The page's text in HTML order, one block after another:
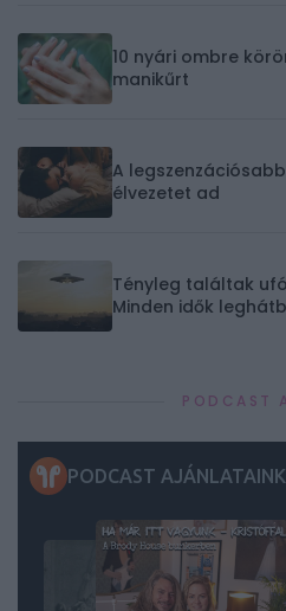
10 nyári ombre
manikűrt
A
élvezetet ad
Tényleg találtak
Minden idők
PODCAST